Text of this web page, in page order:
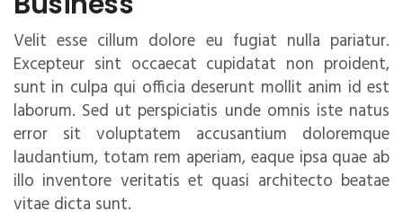
Velit esse cillum dolore eu fugiat nulla pariatur.
Excepteur sint occaecat cupidatat non proident,
sunt in culpa qui officia deserunt mollit anim id est
laborum. Sed ut perspiciatis unde omnis iste natus
error sit voluptatem accusantium doloremque
laudantium, totam rem aperiam, eaque ipsa quae ab
illo inventore veritatis et quasi architecto beatae
vitae dicta sunt.